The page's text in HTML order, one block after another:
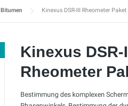
Bitumen Kinexus DSR-III Rheometer Paket
Kinexus DSR-
Rheometer
Bestimmung des komplexen